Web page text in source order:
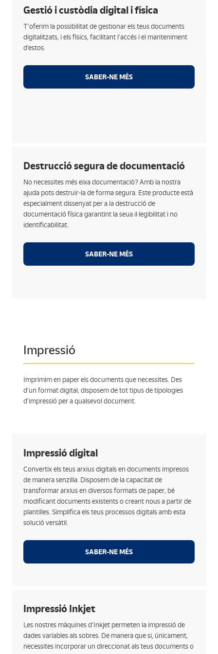
Gestió i custòdia digital i física
T’oferim la possibilitat de gestionar els teus documents
digitalitzats, i els físics, facilitant l’accés i el manteniment
d'estos.
SABER-NE MÉS
Gaudeix d’un sistema de connexions segures per a la
consulta de la informació arxivada.
la realització de tasques administratives.
Destrucció segura de documentació
No necessites més eixa documentació? Amb la nostra
ajuda pots destruir-la de forma segura. Este producte està
especialment dissenyat per a la destrucció de
documentació física garantint la seua il·legibilitat i no
identificabilitat.
SABER-NE MÉS
Opcions
Complim estrictament amb la normativa relativa a la
Dipòsit als contenidors destinats a la destrucció
confidencial de documents en compliment de la
legislació vigent.
garantir la il·legibilitat dels documents.
Certifiquem tot el procés de destrucció per garantir
al client la seguretat del procés.
Impressió
Imprimim en paper els documents que necessites. Des
d’un format digital, disposem de tot tipus de tipologies
d’impressió per a qualsevol document.
Impressió digital
Convertix els teus arxius digitals en documents impresos
de manera senzilla. Disposem de la capacitat de
transformar arxius en diversos formats de paper, bé
modificant documents existents o creant nous a partir de
plantilles. Simplifica els teus processos digitals amb esta
solució versàtil.
SABER-NE MÉS
Oferta completa de tipologies d’impressió: full solt,
bobina, impressió a diferents tintes i cares...
Opcions de paper per a qualsevol necessitat: paper
òfset, estucat, preimprés i diferents gramatges...
Creació de documents a partir de plantilles i fitxers
Impressió Inkjet
Les nostres màquines d’Inkjet permeten la impressió de
dades variables als sobres. De manera que si, únicament,
necessites incorporar un direccionat als teus documents o
Incorporació de direccionats en documents i/o
sobres de manera única.
Cassació de dades d’un destinatari amb el remitent